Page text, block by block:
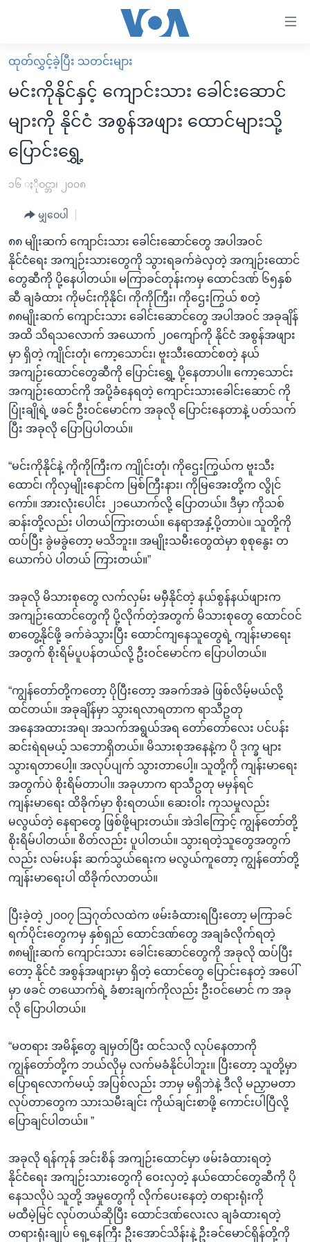
လွယ်ကူ
စေ
Link
များ
ပင်မ
ကျော်
ကြည့်
ရန်
ပင်မ
အ
ညွန်း
စာမျက်နှာ
သို့
ကျော်
ကြည့်
ရန်
ရန်
နေရာ
သို့
ကျော်
ရန်
မူလစာမျက်နှာ
မြန်မာ
ကမ္ဘာ့သတင်းများ
နိုင်ငံတကာ
အစ္စရေး-ပါလက်စတိုင်း
ဗွီဒီယို
အင်္ဂလိပ်စာလေ့လာမယ်
အမေရိကန်သုံးအီဒီယံ
မကြေးမုံရဲ့ အင်္ဂလိပ်စာ
ရုပ်ရှင်ထဲက အင်္ဂလိပ်စာ
သုတပဒေသာ အင်္ဂလိပ်စာ
အပတ်စဉ်ကဏ္ဍများ
ရေဒီယို
တီဗွီ
ရေဒီယိုနှင့်ရုပ်သံ အချက်အလက်များ
ရေဒီယို/တီဗွီအစီအစဉ်
Learning English
ဗွီအိုအေ လူမှုကွန်ယက်များ
ဘာသာစကားများ
ထုတ်လွှင့်ခဲ့ပြီး သတင်းများ
မင်းကိုနိုင်နှင့် ကျောင်းသား ခေါင်းဆောင်
များကို နိုင်ငံ အစွန်အဖျား ထောင်များသို့
ပြောင်းရွှေ့
၁၆ ႏိုဝင္ဘာ၊ ၂၀၀၈
မျှဝေပါ
၈၈ မျိုးဆက် ကျောင်းသား ခေါင်းဆောင်တွေ အပါအဝင်
နိုင်ငံရေး အကျဉ်းသားတွေကို သွားရခက်ခဲလှတဲ့ အကျဉ်းထောင်
တွေဆီကို ပို့နေပါတယ်။ မကြာခင်တုန်းကမှ ထောင်ဒဏ် ၆၅နှစ်
ဆီ ချခံထား ကိုမင်းကိုနိုင်၊ ကိုကိုကြီး၊ ကိုဌေးကြွယ် စတဲ့
၈၈မျိုးဆက် ကျောင်းသား ခေါင်းဆောင်တွေ အပါအဝင် အခုချိန်
အထိ သိရသလောက် အယောက် ၂၀ကျော်ကို နိုင်ငံ အစွန်အဖျား
မှာ ရှိတဲ့ ကျိုင်းတုံ၊ ကော့သောင်း၊ ဗူးသီးထောင်စတဲ့ နယ်
အကျဉ်းထောင်တွေဆီကို ပြောင်းရွှေ့ ပို့နေတာပါ။ ကော့သောင်း
အကျဉ်းထောင်ကို အပို့ခံနေရတဲ့ ကျောင်းသားခေါင်းဆောင် ကို
ပြုံးချိုရဲ့ ဖခင် ဦးဝင်မောင်က အခုလို ပြောင်းနေတာနဲ့ ပတ်သက်
ပြီး အခုလို ပြောပြပါတယ်။
“မင်းကိုနိုင်နဲ့ ကိုကိုကြီးက ကျိုင်းတုံ၊ ကိုဌေးကြွယ်က ဗူးသီး
ထောင်၊ ကိုလှမျိုးနောင်က မြစ်ကြီးနား၊ ကိုမြအေးတို့က လွိုင်
ကော်။ အားလုံးပေါင်း ၂၁ယောက်လို့ ပြောတယ်။ ဒီမှာ ကိုသစ်
ဆန်းတို့လည်း ပါတယ်ကြားတယ်။ နေရာအနှံ့ပို့တာပဲ။ သူတို့ကို
ထပ်ပြီး ခွဲမခွဲတော့ မသိဘူး။ အမျိုးသမီးတွေထဲမှာ စုစုနွေး တ
ယောက်ပဲ ပါတယ် ကြားတယ်။”
အခုလို မိသားစုတွေ လက်လှမ်း မမှီနိုင်တဲ့ နယ်စွန်နယ်ဖျားက
အကျဉ်းထောင်တွေကို ပို့လိုက်တဲ့အတွက် မိသားစုတွေ ထောင်ဝင်
စာတွေ့နိုင်ဖို့ ခက်ခဲသွားပြီး ထောင်ကျနေသူတွေရဲ့ ကျန်းမာရေး
အတွက် စိုးရိမ်ပူပန်တယ်လို့ ဦးဝင်မောင်က ပြောပါတယ်။
“ကျွန်တော်တို့ကတော့ ပိုပြီးတော့ အခက်အခဲ ဖြစ်လိမ့်မယ်လို့
ထင်တယ်။ အခုချိန်မှာ သွားရလာရတာက ရာသီဥတု
အနေအထားအရ၊ အသက်အရွယ်အရ တော်တော်လေး ပင်ပန်း
ဆင်းရဲရမယ့် သဘောရှိတယ်။ မိသားစုအနေနဲ့က ပို ဒုက္ခ များ
သွားရတာပေါ့။ အလုပ်ပျက် သွားတာပေါ့။ သူတို့ကို ကျန်းမာရေး
အတွက်ပဲ စိုးရိမ်တာပါ။ အခုဟာက ရာသီဥတု မမှန်ရင်
ကျန်းမာရေး ထိခိုက်မှာ စိုးရတယ်။ ဆေးဝါး ကုသမှုလည်း
မလွယ်တဲ့ နေရာတွေ ဖြစ်ဖို့များတယ်။ အဲဒါကြောင့် ကျွန်တော်တို့
စိုးရိမ်ပါတယ်။ စိတ်လည်း ပူပါတယ်။ သွားရတဲ့သူတွေအတွက်
လည်း လမ်းပန်း ဆက်သွယ်ရေးက မလွယ်ကူတော့ ကျွန်တော်တို့
ကျန်းမာရေးပါ ထိခိုက်လာတယ်။
ပြီးခဲ့တဲ့ ၂၀၀၇ သြဂုတ်လထဲက ဖမ်းခံထားရပြီးတော့ မကြာခင်
ရက်ပိုင်းတွေကမှ နှစ်ရှည် ထောင်ဒဏ်တွေ အချခံလိုက်ရတဲ့
၈၈မျိုးဆက် ကျောင်းသား ခေါင်းဆောင်တွေကို အခုလို ထပ်ပြီး
တော့ နိုင်ငံ အစွန်အဖျားမှာ ရှိတဲ့ ထောင်တွေ ပြောင်းနေတဲ့ အပေါ်
မှာ ဖခင် တယောက်ရဲ့ ခံစားချက်ကိုလည်း ဦးဝင်မောင် က အခု
လို ပြောပါတယ်။
“မတရား အမိန့်တွေ ချမှတ်ပြီး ထင်သလို လုပ်နေတာကို
ကျွန်တော်တို့က ဘယ်လိုမှ လက်မခံနိုင်ပါဘူး။ ပြီးတော့ သူတို့မှာ
ပြောရလောက်မယ့် အပြစ်လည်း ဘာမှ မရှိဘဲနဲ့ ဒီလို မညှာမတာ
လုပ်တာတွေက သားသမီးချင်း ကိုယ်ချင်းစာဖို့ ကောင်းပါပြီလို့
ပြောချင်ပါတယ်။ ”
အခုလို ရန်ကုန် အင်းစိန် အကျဉ်းထောင်မှာ ဖမ်းခံထားရတဲ့
နိုင်ငံရေး အကျဉ်းသားတွေကို ဝေးလှတဲ့ နယ်ထောင်တွေဆီကို ပို
နေသလိုပဲ သူတို့ အမှုတွေကို လိုက်ပေးနေတဲ့ တရားရုံးကို
မထီမဲ့မြင် လုပ်တယ်ဆိုပြီး ထောင်ဒဏ်လေးလ ချခံထားရတဲ့
တရားရုံးချုပ် ရှေ့နေကြီး ဦးအောင်သိန်းနဲ့ ဦးခင်မောင်ရှိန်တို့ကို